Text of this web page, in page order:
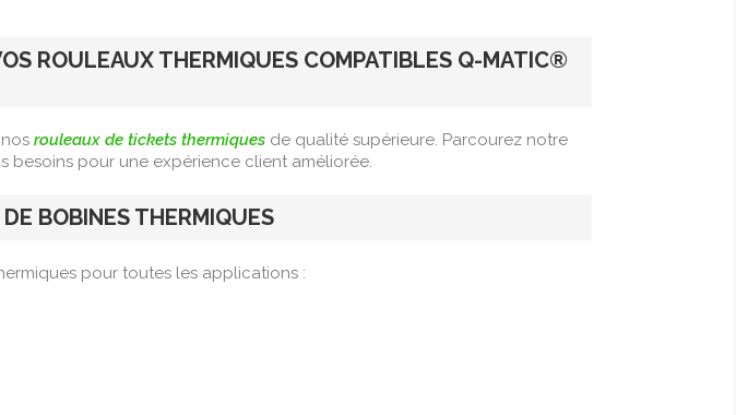
ROULEAUX THERMIQUES COMPATIBLES Q-MATIC®
rouleaux de tickets thermiques de qualité supérieure. Parcourez notre
besoins pour une expérience client améliorée.
BOBINES THERMIQUES
pour toutes les applications :